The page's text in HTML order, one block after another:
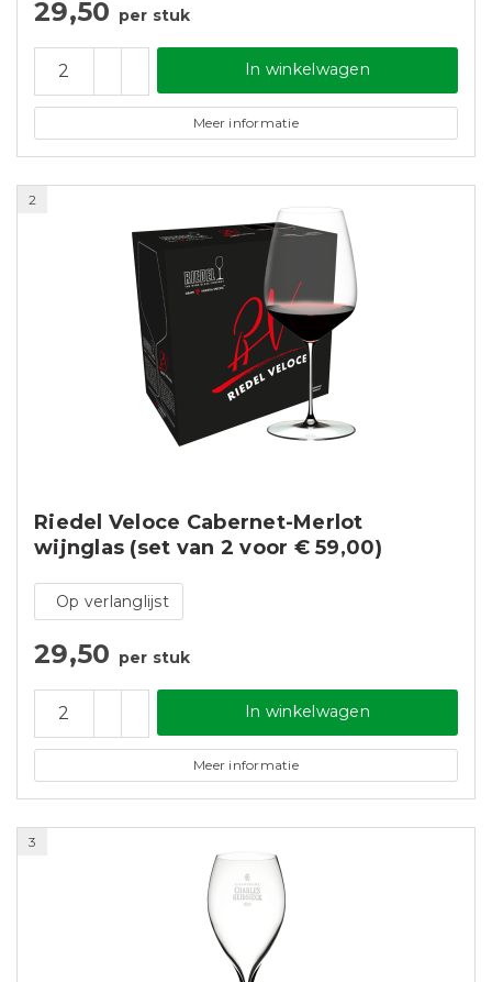
29,50 per stuk
In winkelwagen
Meer informatie
2
Riedel Veloce Cabernet-Merlot
wijnglas (set van 2 voor € 59,00)
Op verlanglijst
29,50 per stuk
In winkelwagen
Meer informatie
3